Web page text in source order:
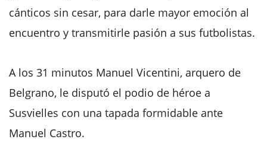
cánticos sin cesar, para darle mayor emoción al
encuentro y transmitirle pasión a sus futbolistas.
A los 31 minutos Manuel Vicentini, arquero de
Belgrano, le disputó el podio de héroe a
Susvielles con una tapada formidable ante
Manuel Castro.